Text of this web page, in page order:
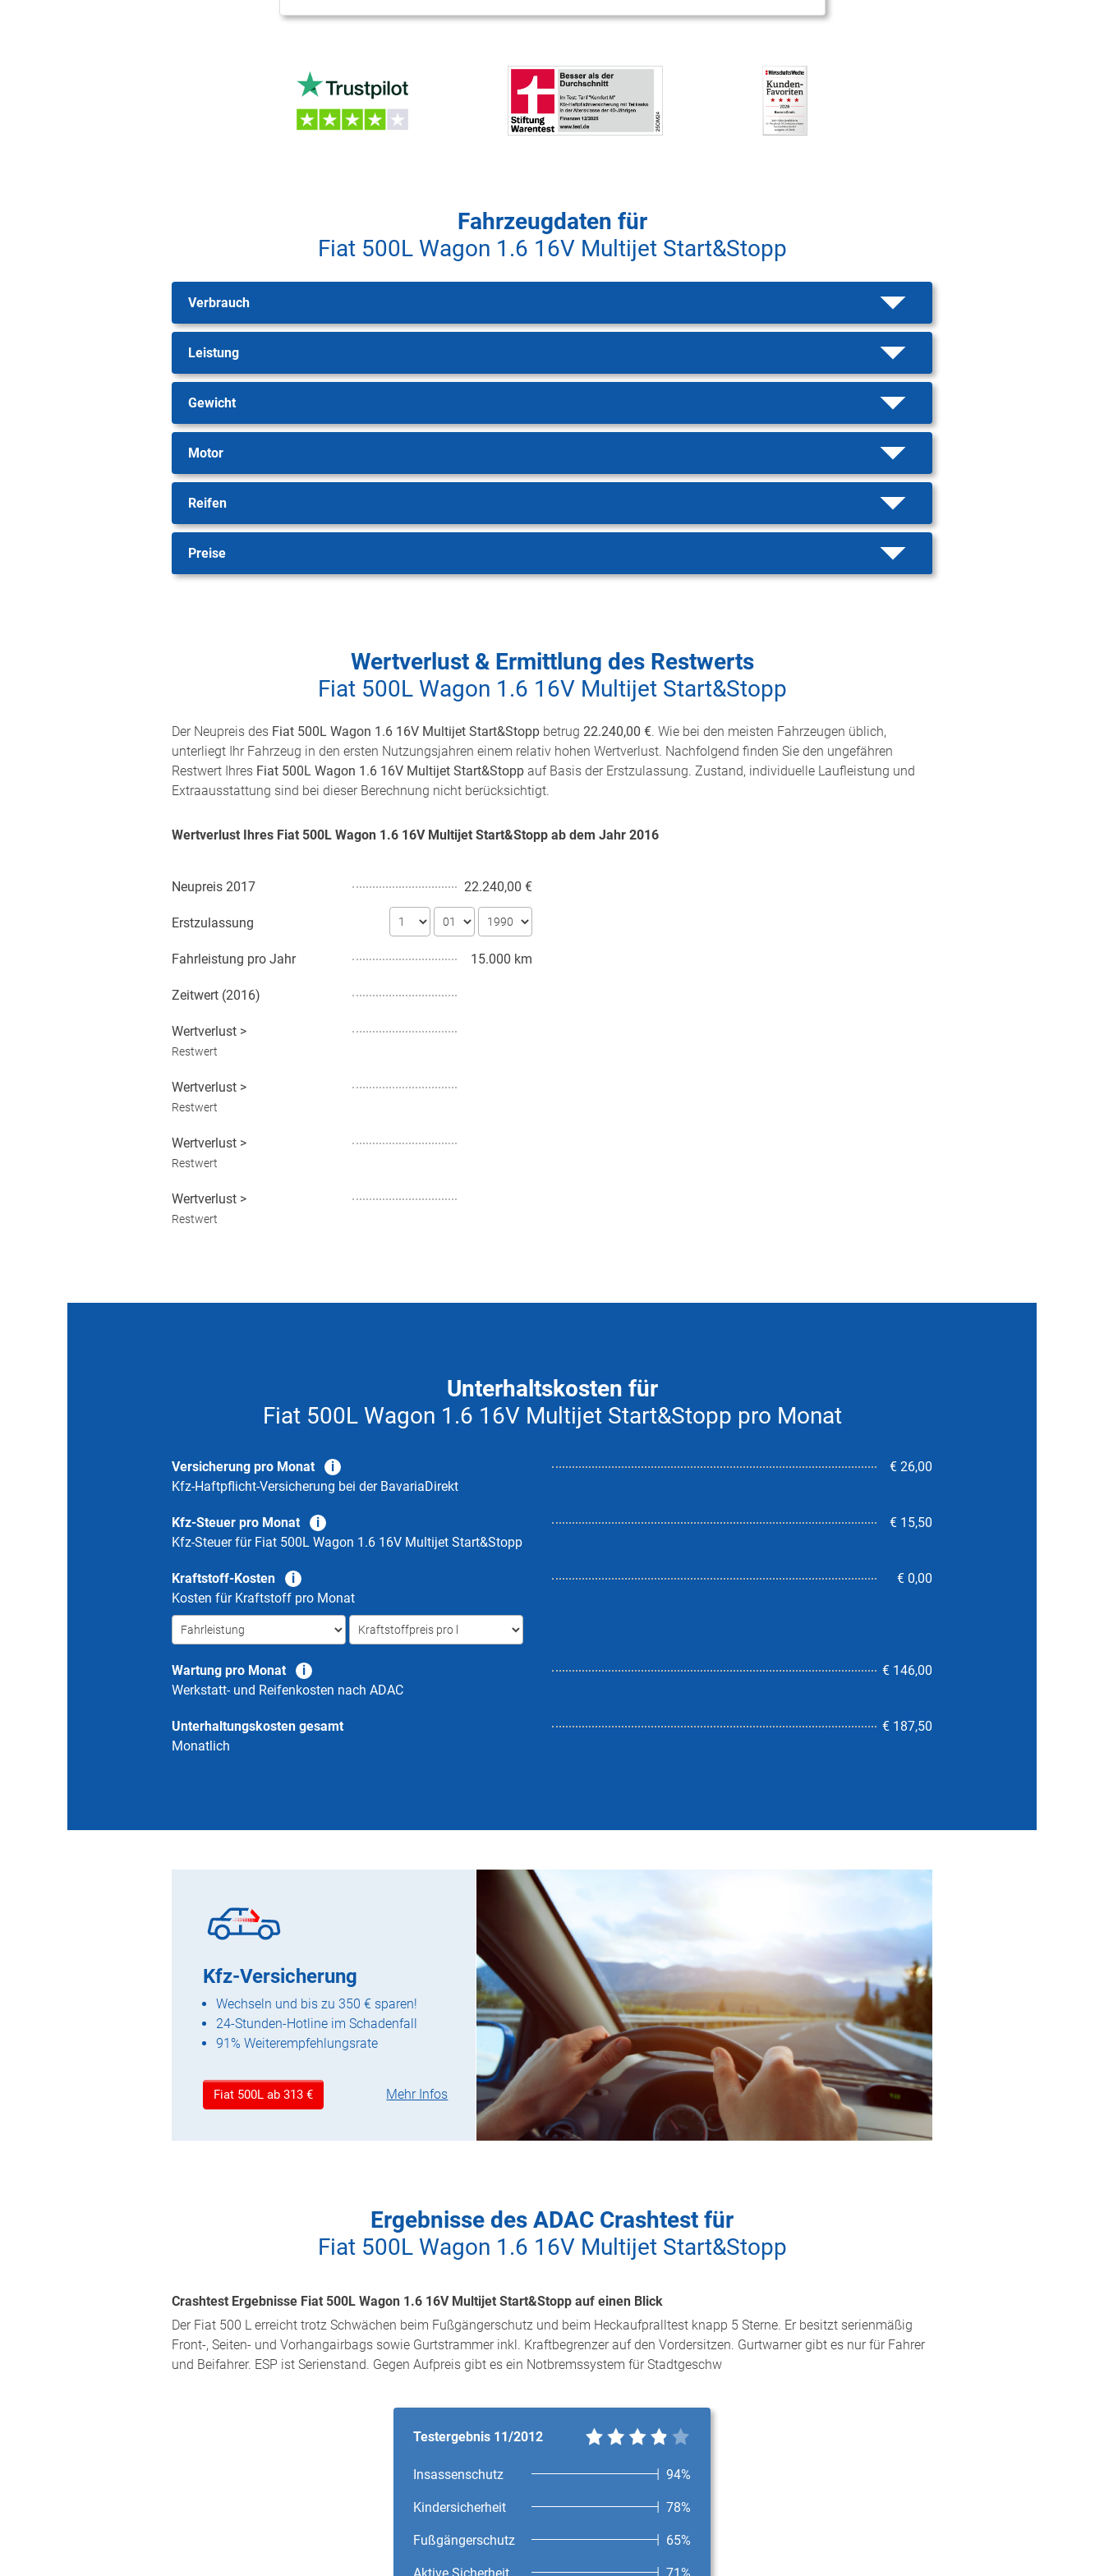
Fahrzeugdaten für
Fiat 500L Wagon 1.6 16V Multijet Start&Stopp
Verbrauch
Leistung
Gewicht
Motor
Reifen
Preise
Wertverlust & Ermittlung des Restwerts
Fiat 500L Wagon 1.6 16V Multijet Start&Stopp
Der Neupreis des Fiat 500L Wagon 1.6 16V Multijet Start&Stopp betrug 22.240,00 €. Wie bei den meisten Fahrzeugen üblich,
unterliegt Ihr Fahrzeug in den ersten Nutzungsjahren einem relativ hohen Wertverlust. Nachfolgend finden Sie den ungefähren
Restwert Ihres Fiat 500L Wagon 1.6 16V Multijet Start&Stopp auf Basis der Erstzulassung. Zustand, individuelle Laufleistung und
Extraausstattung sind bei dieser Berechnung nicht berücksichtigt.
Wertverlust Ihres Fiat 500L Wagon 1.6 16V Multijet Start&Stopp ab dem Jahr 2016
Neupreis 2017 22.240,00 €
Erstzulassung
Fahrleistung pro Jahr 15.000 km
Zeitwert (2016)
Wertverlust >
Restwert
Wertverlust >
Restwert
Wertverlust >
Restwert
Wertverlust >
Restwert
Unterhaltskosten für
Fiat 500L Wagon 1.6 16V Multijet Start&Stopp pro Monat
Versicherung pro Monat
Kfz-Haftpflicht-Versicherung bei der BavariaDirekt
€ 26,00
Kfz-Steuer pro Monat
Kfz-Steuer für Fiat 500L Wagon 1.6 16V Multijet Start&Stopp
€ 15,50
Kraftstoff-Kosten
Kosten für Kraftstoff pro Monat
€ 0,00
Wartung pro Monat
Werkstatt- und Reifenkosten nach ADAC
€ 146,00
Unterhaltungskosten gesamt
Monatlich
€ 187,50
Kfz-Versicherung
Wechseln und bis zu 350 € sparen!
24-Stunden-Hotline im Schadenfall
91% Weiterempfehlungsrate
Fiat 500L ab 313 € Mehr Infos
Ergebnisse des ADAC Crashtest für
Fiat 500L Wagon 1.6 16V Multijet Start&Stopp
Crashtest Ergebnisse Fiat 500L Wagon 1.6 16V Multijet Start&Stopp auf einen Blick
Der Fiat 500 L erreicht trotz Schwächen beim Fußgängerschutz und beim Heckaufpralltest knapp 5 Sterne. Er besitzt serienmäßig
Front-, Seiten- und Vorhangairbags sowie Gurtstrammer inkl. Kraftbegrenzer auf den Vordersitzen. Gurtwarner gibt es nur für Fahrer
und Beifahrer. ESP ist Serienstand. Gegen Aufpreis gibt es ein Notbremssystem für Stadtgeschw
Testergebnis 11/2012
Insassenschutz 94%
Kindersicherheit 78%
Fußgängerschutz 65%